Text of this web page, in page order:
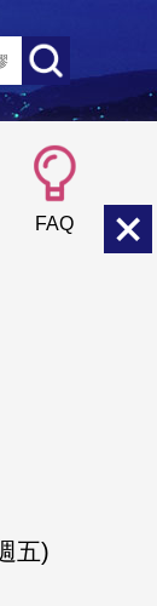
FAQ
小 中
五)